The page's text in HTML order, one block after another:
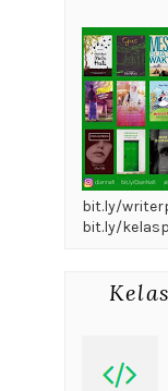
bit.ly/
bit.ly/